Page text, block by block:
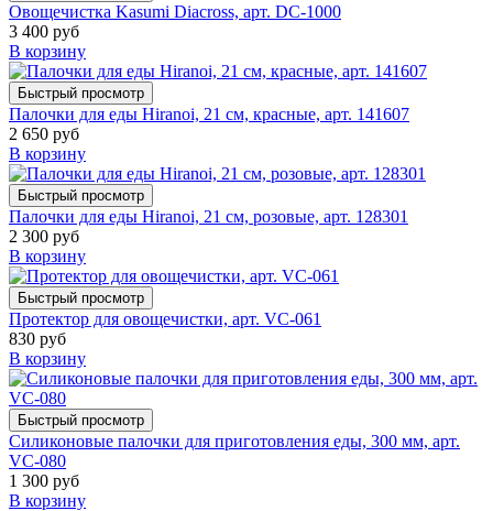
Овощечистка Kasumi Diacross, арт. DC-1000
3 400 руб
В корзину
Быстрый просмотр
Палочки для еды Hiranoi, 21 см, красные, арт. 141607
2 650 руб
В корзину
Быстрый просмотр
Палочки для еды Hiranoi, 21 см, розовые, арт. 128301
2 300 руб
В корзину
Быстрый просмотр
Протектор для овощечистки, арт. VC-061
830 руб
В корзину
Быстрый просмотр
Силиконовые палочки для приготовления еды, 300 мм, арт.
VC-080
1 300 руб
В корзину